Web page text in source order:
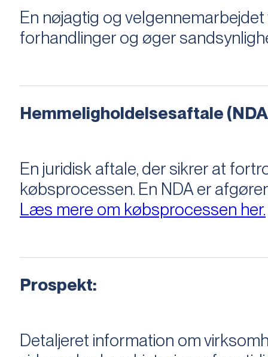
En nøjagtig og
forhandlinger og øger
Hemmeligholdelsesaftale
En juridisk aftale, der sikrer at
købsprocessen​​. En NDA er
Læs mere om købsprocessen her.
Prospekt:
Detaljeret information om